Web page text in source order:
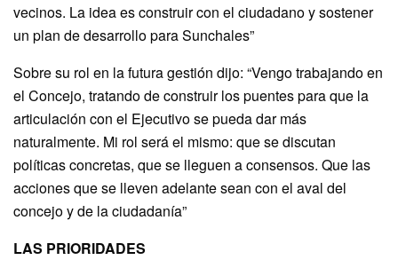
vecinos. La idea es construir con el ciudadano y sostener
un plan de desarrollo para Sunchales”
Sobre su rol en la futura gestión dijo: “Vengo trabajando en
el Concejo, tratando de construir los puentes para que la
articulación con el Ejecutivo se pueda dar más
naturalmente. Mi rol será el mismo: que se discutan
políticas concretas, que se lleguen a consensos. Que las
acciones que se lleven adelante sean con el aval del
concejo y de la ciudadanía”
LAS PRIORIDADES